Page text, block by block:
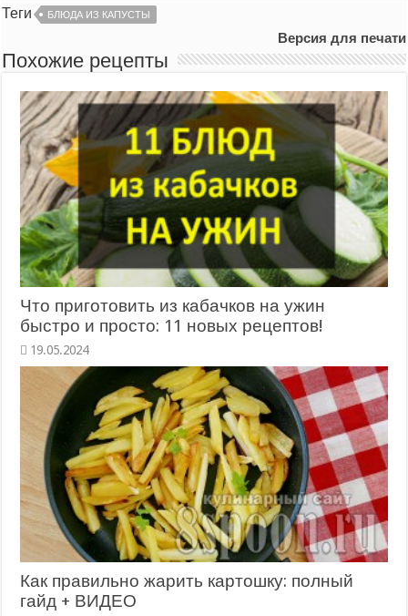
Теги БЛЮДА ИЗ КАПУСТЫ
Версия для печати
Похожие рецепты
Что приготовить из кабачков на ужин
быстро и просто: 11 новых рецептов!
Как правильно жарить картошку: полный
гайд + ВИДЕО